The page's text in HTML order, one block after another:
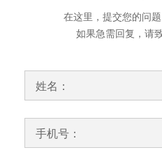
在这里，提交您的问
如果急需回复，请
姓名：
手机号：